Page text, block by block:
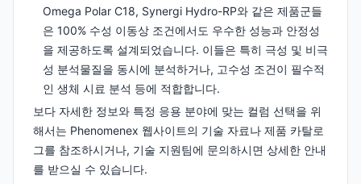
Omega Polar C18, Synergi Hydro-RP와 같은 제품군들
은 100% 수성 이동상 조건에서도 우수한 성능과 안정성
을 제공하도록 설계되었습니다. 이들은 특히 극성 및 비극
성 분석물질을 동시에 분석하거나, 고수성 조건이 필수적
인 생체 시료 분석 등에 적합합니다.
보다 자세한 정보와 특정 응용 분야에 맞는 컬럼 선택을 위
해서는 Phenomenex 웹사이트의 기술 자료나 제품 카탈로
그를 참조하시거나, 기술 지원팀에 문의하시면 상세한 안내
를 받으실 수 있습니다.